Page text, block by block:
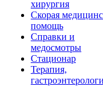
хирургия
Скорая
помощь
Справки и
медосмотры
Стационар
Терапия,